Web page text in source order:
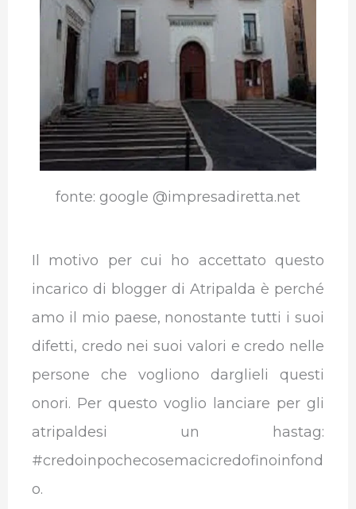
fonte: google @impresadiretta.net
Il motivo per cui ho accettato questo
incarico di blogger di Atripalda è perché
amo il mio paese, nonostante tutti i suoi
difetti, credo nei suoi valori e credo nelle
persone che vogliono darglieli questi
onori. Per questo voglio lanciare per gli
atripaldesi un hastag:
#credoinpochecosemacicredofinoinfond
o.